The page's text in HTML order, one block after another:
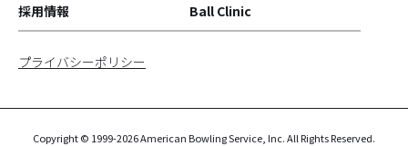
採用情報
Ball Clinic
プライバシーポリシー
Copyright © 1999-2026 American Bowling Service, Inc. All Rights Reserved.